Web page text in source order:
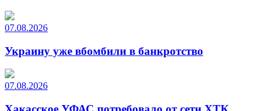
07.08.2026
Украину уже вбомбили в банкротство
07.08.2026